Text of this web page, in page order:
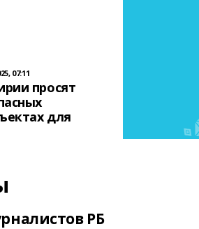
07:11
просят
для
РБ